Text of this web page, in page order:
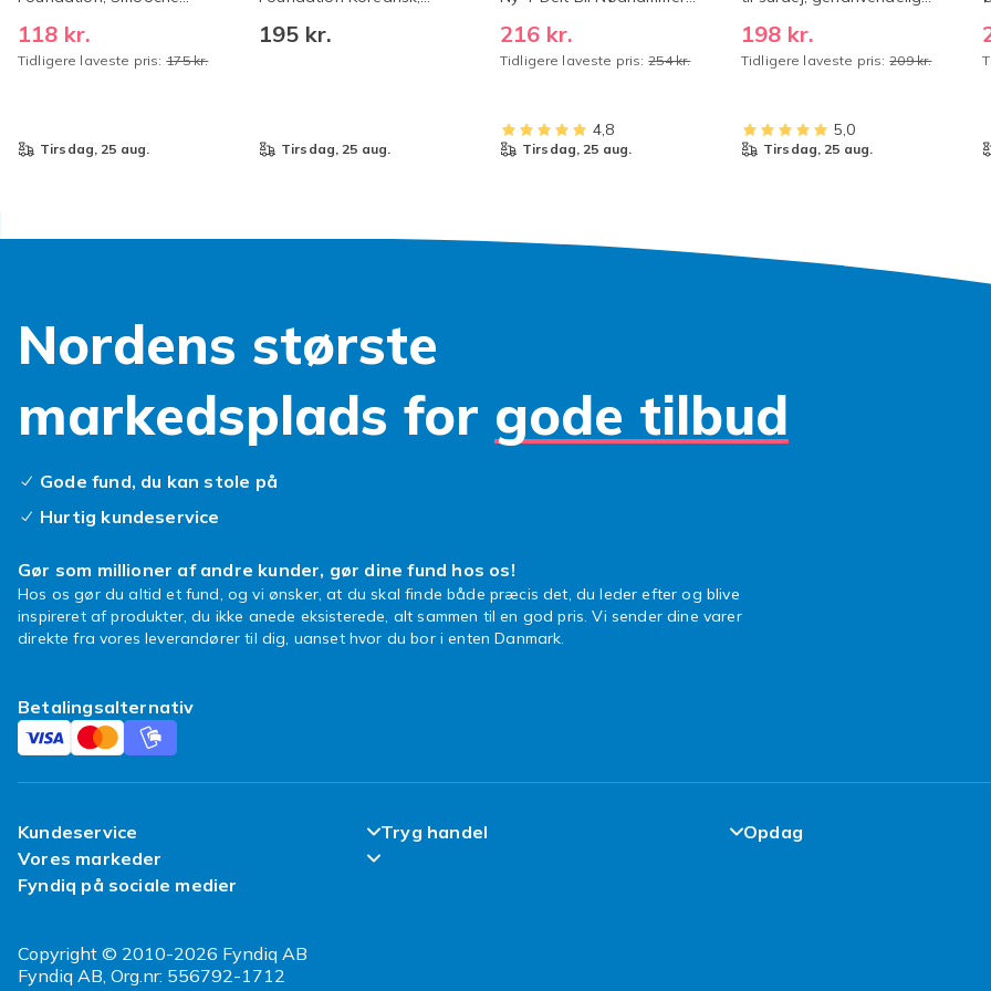
118 kr.
Tidligere laveste pris: 175 kr.
tirsdag, 25 aug.
Foundation, Fugtgivende
195 kr.
tirsdag, 25 aug.
216 kr.
Tidligere laveste pris: 254 kr.
4,8
tirsdag, 25 aug.
bomuld, frysesikker
198 kr.
Tidligere laveste pris: 209 kr.
5,0
tirsdag, 25 aug.
Nordens største
markedsplads for gode tilbud
Gode fund, du kan stole på
Hurtig kundeservice
Gør som millioner af andre kunder, gør dine fund hos os!
Hos os gør du altid et fund, og vi ønsker, at du skal finde både præcis det, du leder efter og blive
inspireret af produkter, du ikke anede eksisterede, alt sammen til en god pris. Vi sender dine varer
direkte fra vores leverandører til dig, uanset hvor du bor i enten Danmark.
Betalingsalternativ
Kundeservice
Ofte stillede spørgsmål
Levering
Tryg handel
Opdag
Vores markeder
Fyndiq Sverige
Fyndiq Norge
Fyndiq på sociale medier
Copyright © 2010-2026 Fyndiq AB
Fyndiq AB, Org.nr: 556792-1712